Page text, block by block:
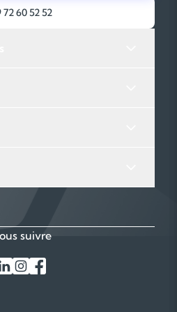
72 60 52 52
suivre